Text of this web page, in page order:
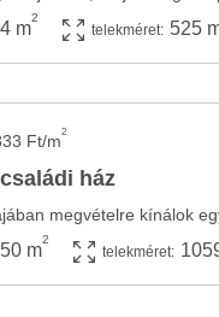
m
2
telekméret: 525
Ft/m2
ház
m
2
telekméret: